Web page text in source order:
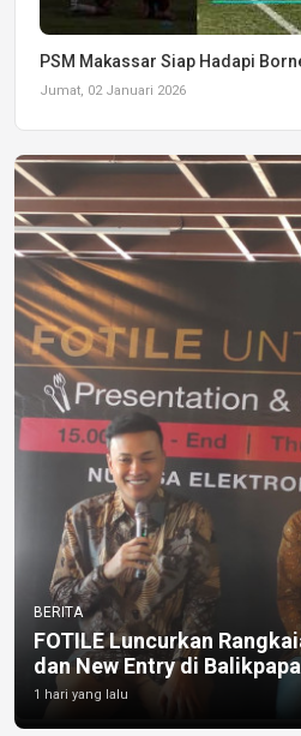
PSM Makassar Siap Hadapi
Jumat, 02 Januari 2026
BERITA
FOTILE Luncurkan
dan New Entry di
1 hari yang lalu